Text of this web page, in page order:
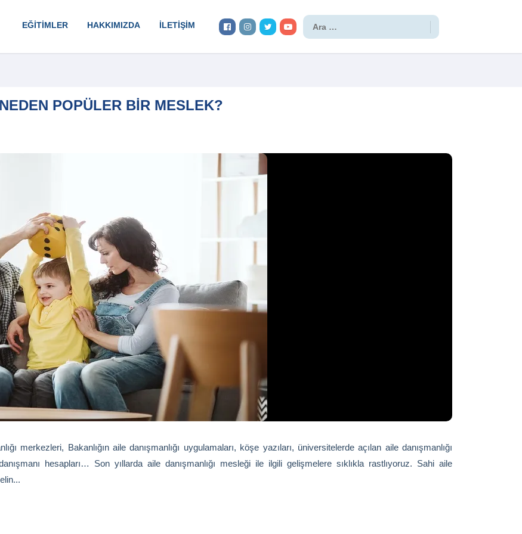
EĞITIMLER HAKKIMIZDA İLETIŞIM
POPÜLER BIR MESLEK?
merkezleri, Bakanlığın aile danışmanlığı uygulamaları, köşe yazıları, üniversitelerde açılan aile danışmanlığı
hesapları… Son yıllarda aile danışmanlığı mesleği ile ilgili gelişmelere sıklıkla rastlıyoruz. Sahi aile